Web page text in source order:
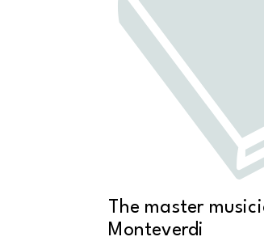
The master
Monteverdi